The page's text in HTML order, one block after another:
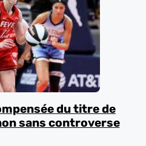
du titre de
sans controverse